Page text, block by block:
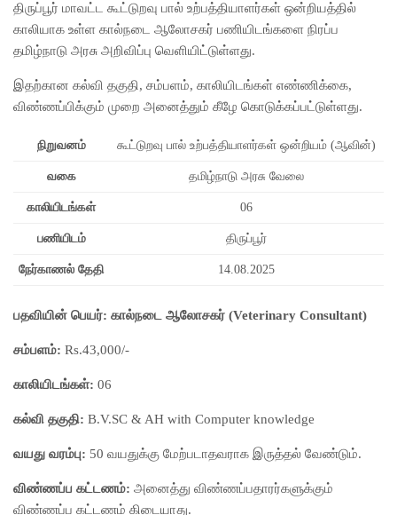
திருப்பூர் மாவட்ட கூட்டுறவு பால் உற்பத்தியாளர்கள் ஒன்றியத்தில்
காலியாக உள்ள கால்நடை ஆலோசகர் பணியிடங்களை நிரப்ப
தமிழ்நாடு அரசு அறிவிப்பு வெளியிட்டுள்ளது.
இதற்கான கல்வி தகுதி, சம்பளம், காலியிடங்கள் எண்ணிக்கை,
விண்ணப்பிக்கும் முறை அனைத்தும் கீழே கொடுக்கப்பட்டுள்ளது.
நிறுவனம் கூட்டுறவு பால் உற்பத்தியாளர்கள் ஒன்றியம் (ஆவின்)
வகை தமிழ்நாடு அரசு வேலை
காலியிடங்கள் 06
பணியிடம் திருப்பூர்
நேர்காணல் தேதி 14.08.2025
பதவியின் பெயர்: கால்நடை ஆலோசகர் (Veterinary Consultant)
சம்பளம்: Rs.43,000/-
காலியிடங்கள்: 06
கல்வி தகுதி: B.V.SC & AH with Computer knowledge
வயது வரம்பு: 50 வயதுக்கு மேற்படாதவராக இருத்தல் வேண்டும்.
விண்ணப்ப கட்டணம்: அனைத்து விண்ணப்பதாரர்களுக்கும்
விண்ணப்ப கட்டணம் கிடையாது.